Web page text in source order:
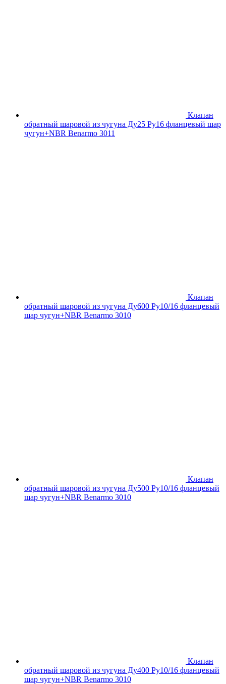
Клапан
обратный шаровой из чугуна Ду25 Ру16 фланцевый шар
чугун+NBR Benarmo 3011
Клапан
обратный шаровой из чугуна Ду600 Ру10/16 фланцевый
шар чугун+NBR Benarmo 3010
Клапан
обратный шаровой из чугуна Ду500 Ру10/16 фланцевый
шар чугун+NBR Benarmo 3010
Клапан
обратный шаровой из чугуна Ду400 Ру10/16 фланцевый
шар чугун+NBR Benarmo 3010